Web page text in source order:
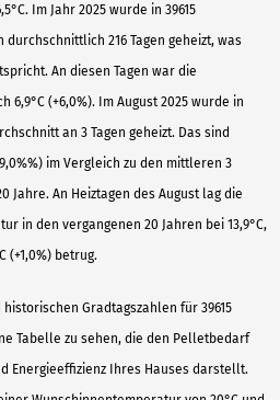
Im Jahr 2025 wurde in 39615
216 Tagen geheizt, was
An diesen Tagen war die
(+6,0%). Im August 2025 wurde in
an 3 Tagen geheizt. Das sind
im Vergleich zu den mittleren 3
Jahre. An Heiztagen des August lag die
in den vergangenen 20 Jahren bei 13,9°C,
(+1,0%) betrug.
Gradtagszahlen für 39615
Tabelle zu sehen, die den Pelletbedarf
Energieeffizienz Ihres Hauses darstellt.